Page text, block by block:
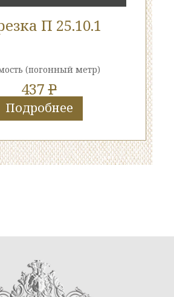
П 25.10.1
(погонный метр)
437P
Подробнее